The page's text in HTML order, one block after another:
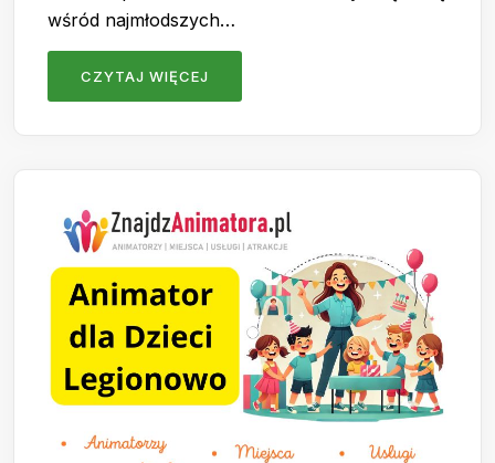
wśród najmłodszych…
CZYTAJ WIĘCEJ